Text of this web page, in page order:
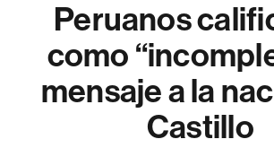
Peruanos
como
mensaje a la
Castillo